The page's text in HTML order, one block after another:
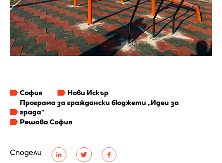
Сподели
София
Нови Искър
Програма за граждански бюджети „Идеи за
града“
Решава София